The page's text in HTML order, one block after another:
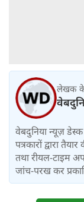
लेखक के
वेबदुनिया न्यूज़ डेस्क
पत्रकारों द्वारा
तथा रीयल-टाइम
जांच-परख कर